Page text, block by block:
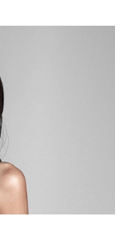
ชาชนร่วมสนุก 8-